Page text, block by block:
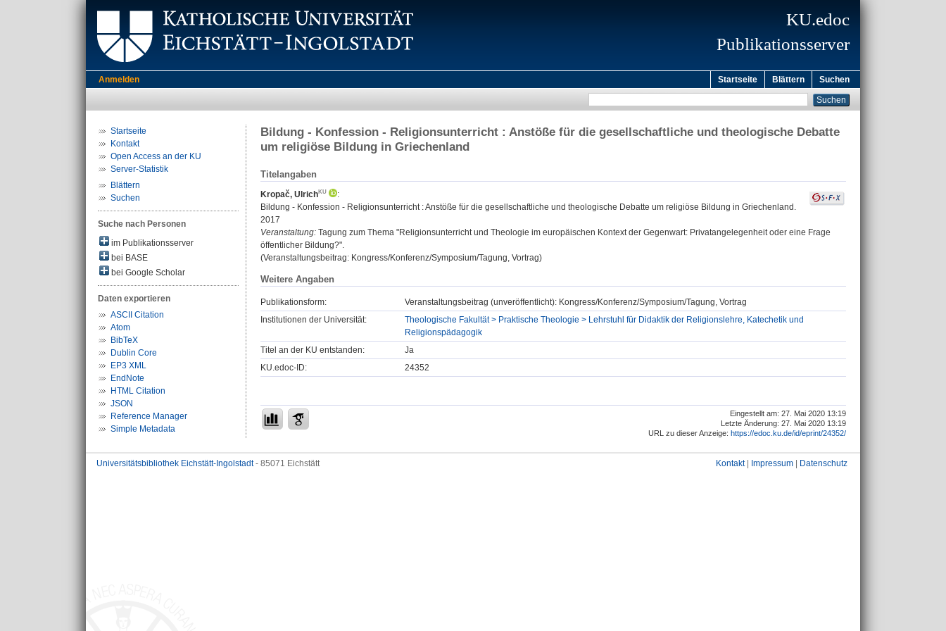
KU.edoc
Publikationsserver
Anmelden Startseite Blättern Suchen
Startseite
Kontakt
Open Access an der KU
Server-Statistik
Blättern
Suchen
Suche nach Personen
im Publikationsserver
bei BASE
bei Google Scholar
Daten exportieren
ASCII Citation
Atom
BibTeX
Dublin Core
EP3 XML
EndNote
HTML Citation
JSON
Reference Manager
Simple Metadata
Bildung - Konfession - Religionsunterricht : Anstöße für die gesellschaftliche und theologische Debatte
um religiöse Bildung in Griechenland
Titelangaben
Kropač, Ulrich
:
Bildung - Konfession - Religionsunterricht : Anstöße für die gesellschaftliche und theologische Debatte um religiöse Bildung in Griechenland.
2017
Veranstaltung: Tagung zum Thema "Religionsunterricht und Theologie im europäischen Kontext der Gegenwart: Privatangelegenheit oder eine Frage
öffentlicher Bildung?".
(Veranstaltungsbeitrag: Kongress/Konferenz/Symposium/Tagung, Vortrag)
Weitere Angaben
Publikationsform:
Veranstaltungsbeitrag (unveröffentlicht): Kongress/Konferenz/Symposium/Tagung, Vortrag
Institutionen der Universität:
Theologische Fakultät > Praktische Theologie > Lehrstuhl für Didaktik der Religionslehre, Katechetik und
Religionspädagogik
Titel an der KU entstanden:
Ja
KU.edoc-ID:
24352
Eingestellt am: 27. Mai 2020 13:19
Letzte Änderung: 27. Mai 2020 13:19
URL zu dieser Anzeige: https://edoc.ku.de/id/eprint/24352/
Universitätsbibliothek Eichstätt-Ingolstadt- 85071 Eichstätt Kontakt| Impressum Datenschutz